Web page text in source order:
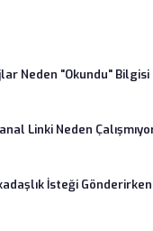
Neden "Okundu" Bilgisi
Linki Neden
İsteği